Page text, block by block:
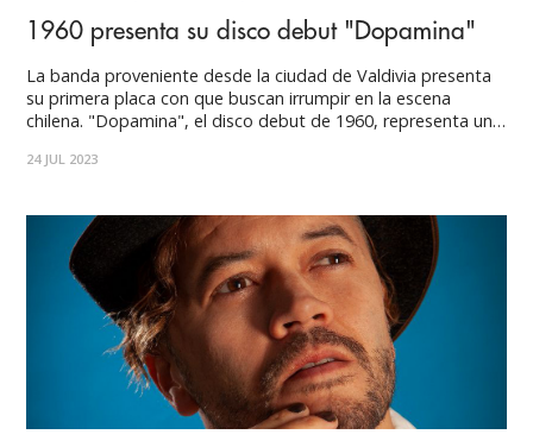
1960 presenta su disco debut "Dopamina"
La banda proveniente desde la ciudad de Valdivia presenta
su primera placa con que buscan irrumpir en la escena
chilena. "Dopamina", el disco debut de 1960, representa un
fue grabado durante la pandemia, enfrentando desafíos
24 JUL 2023